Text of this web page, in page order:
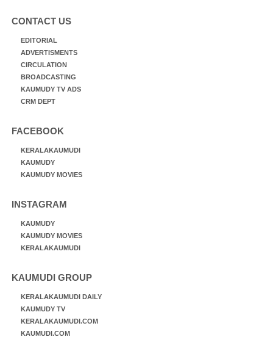
CONTACT US
EDITORIAL
ADVERTISMENTS
CIRCULATION
BROADCASTING
KAUMUDY TV ADS
CRM DEPT
FACEBOOK
KERALAKAUMUDI
KAUMUDY
KAUMUDY MOVIES
INSTAGRAM
KAUMUDY
KAUMUDY MOVIES
KERALAKAUMUDI
KAUMUDI GROUP
KERALAKAUMUDI DAILY
KAUMUDY TV
KERALAKAUMUDI.COM
KAUMUDI.COM